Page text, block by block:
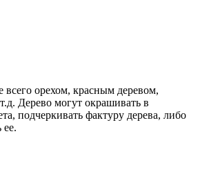
орехом, красным деревом,
Дерево могут окрашивать в
подчеркивать фактуру дерева, либо
ее.